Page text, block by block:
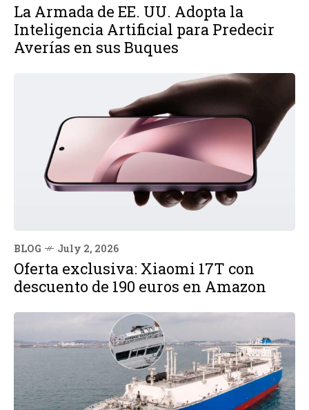
La Armada de EE. UU. Adopta la
Inteligencia Artificial para Predecir
Averías en sus Buques
BLOG July 2, 2026
Oferta exclusiva: Xiaomi 17T con
descuento de 190 euros en Amazon